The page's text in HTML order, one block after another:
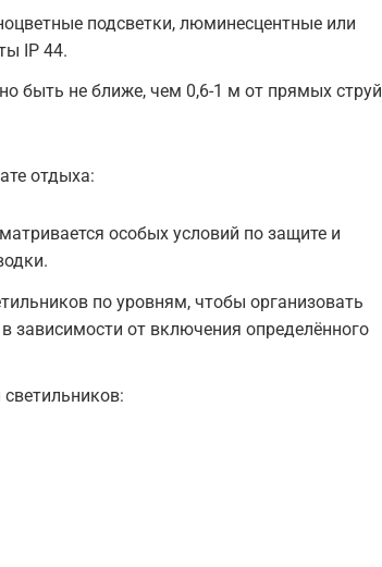
подсветки, люминесцентные или
IP 44.
быть не ближе, чем 0,6-1 м от прямых струй
отдыха:
особых условий по защите и
по уровням, чтобы организовать
зависимости от включения определённого